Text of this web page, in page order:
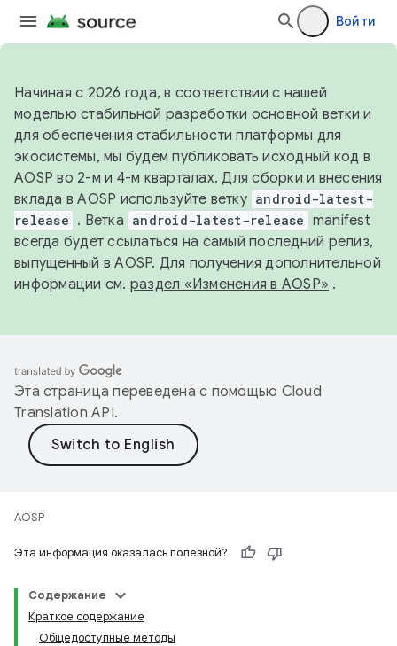
Войти
Начиная с 2026 года, в соответствии с нашей
моделью стабильной разработки основной ветки и
для обеспечения стабильности платформы для
экосистемы, мы будем публиковать исходный код в
AOSP во 2-м и 4-м кварталах. Для сборки и внесения
вклада в AOSP используйте ветку android-latest-
release . Ветка android-latest-release manifest
всегда будет ссылаться на самый последний релиз,
выпущенный в AOSP. Для получения дополнительной
информации см. раздел «Изменения в AOSP» .
Эта страница переведена с помощью Cloud
Translation API.
AOSP
Эта информация оказалась полезной?
Содержание
Краткое содержание
Общедоступные методы